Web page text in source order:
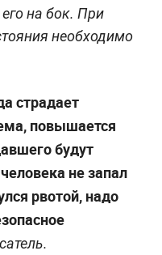
на бок. При
необходимо
страдает
повышается
будут
не запал
рвотой, надо